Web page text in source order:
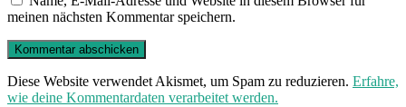
meinen nächsten Kommentar speichern.
Diese Website verwendet Akismet, um Spam zu reduzieren. Erfahre,
wie deine Kommentardaten verarbeitet werden.